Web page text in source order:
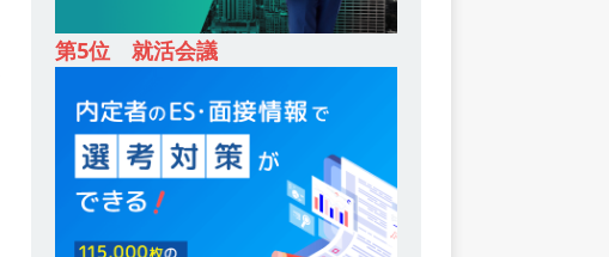
第5位 就活会議